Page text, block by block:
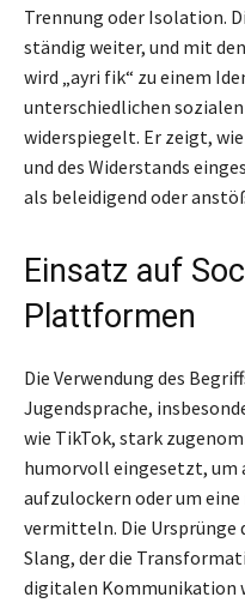
Trennung oder Isolation.
ständig weiter, und mit
wird „ayri fik“ zu einem
unterschiedlichen
widerspiegelt. Er zeigt,
und des Widerstands
als beleidigend oder
Einsatz auf
Plattformen
Die Verwendung des
Jugendsprache,
wie TikTok, stark
humorvoll eingesetzt, um
aufzulockern oder um
vermitteln. Die Ursprünge
Slang, der die
digitalen Kommunikation